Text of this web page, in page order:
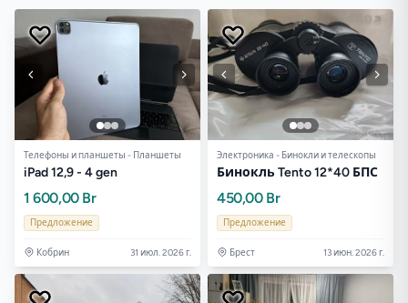
Телефоны и планшеты - Планшеты
iPad 12,9 - 4 gen
1 600,00 Br
Предложение
Кобрин 31 июл. 2026 г.
Электроника - Бинокли и телескопы
Бинокль Tento 12*40 БПС
450,00 Br
Предложение
Брест 13 июн. 2026 г.